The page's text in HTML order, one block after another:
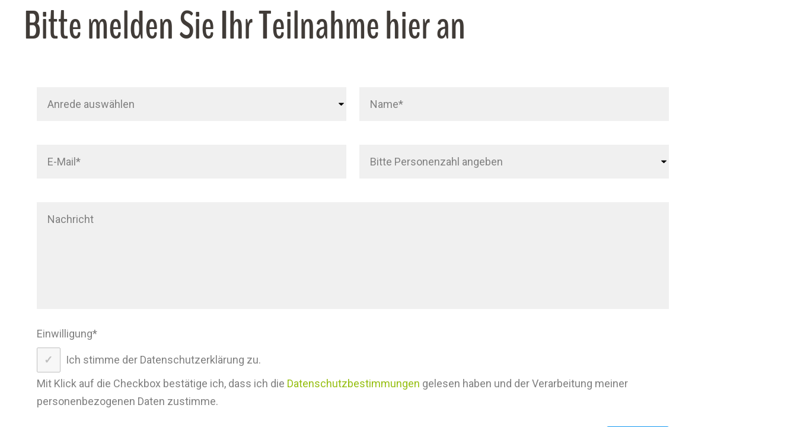
Bitte melden Sie Ihr Teilnahme hier an
Einwilligung*
Ich stimme der Datenschutzerklärung zu.
Mit Klick auf die Checkbox bestätige ich, dass ich die Datenschutzbestimmungen gelesen haben und der Verarbeitung meiner
personenbezogenen Daten zustimme.